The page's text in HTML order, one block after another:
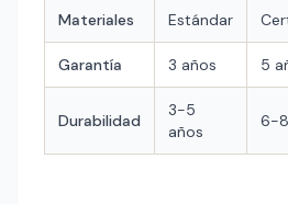
Materiales Estándar
Garantía 3 años 5
Durabilidad
3-5
años
6-